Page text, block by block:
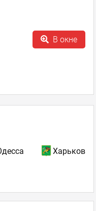
В окне
Харьков